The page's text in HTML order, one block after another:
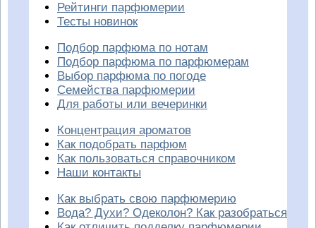
Рейтинги парфюмерии
Тесты новинок
Подбор парфюма по нотам
Подбор парфюма по парфюмерам
Выбор парфюма по погоде
Семейства парфюмерии
Для работы или вечеринки
Концентрация ароматов
Как подобрать парфюм
Как пользоваться справочником
Наши контакты
Как выбрать свою парфюмерию
Вода? Духи? Одеколон? Как разобраться